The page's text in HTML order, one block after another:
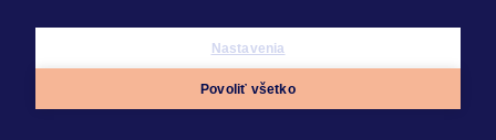
Nastavenia
Povoliť všetko